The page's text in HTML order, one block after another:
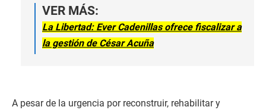
VER MÁS:
La Libertad: Ever Cadenillas ofrece fiscalizar a
la gestión de César Acuña
A pesar de la urgencia por reconstruir, rehabilitar y